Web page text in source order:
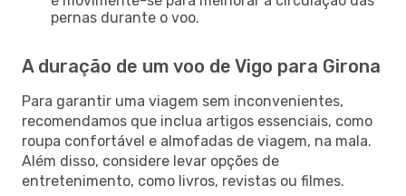
pernas durante o voo.
A duração de um voo de Vigo para Girona
Para garantir uma viagem sem inconvenientes,
recomendamos que inclua artigos essenciais, como
roupa confortável e almofadas de viagem, na mala.
Além disso, considere levar opções de
entretenimento, como livros, revistas ou filmes.